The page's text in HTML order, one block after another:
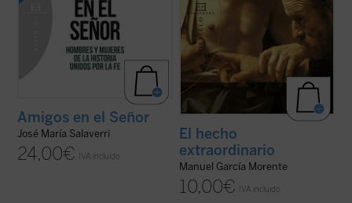
Amigos en el Señor
José María Salaverri
24,00€ IVA incluido
El hecho
extraordinario
Manuel García Morente
10,00€ IVA incluido